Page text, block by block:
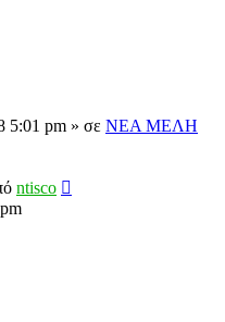
5:01 pm » σε ΝΕΑ ΜΕΛΗ
ntisco